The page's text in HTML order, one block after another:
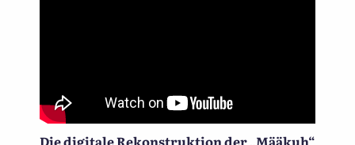
Die digitale Rekonstruktion der „Määkuh“